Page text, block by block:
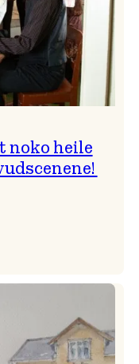
noko heile